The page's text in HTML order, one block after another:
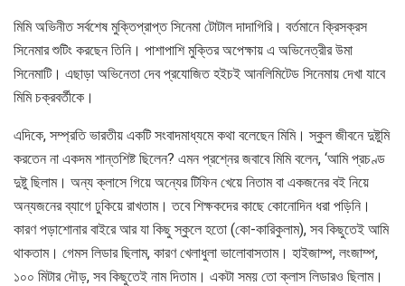
মিমি অভিনীত সর্বশেষ মুক্তিপ্রাপ্ত সিনেমা টোটাল দাদাগিরি। বর্তমানে ক্রিসক্রস
সিনেমার শুটিং করছেন তিনি। পাশাপাশি মুক্তির অপেক্ষায় এ অভিনেত্রীর উমা
সিনেমাটি। এছাড়া অভিনেতা দেব প্রযোজিত হইচই আনলিমিটেড সিনেমায় দেখা যাবে
মিমি চক্রবর্তীকে।
এদিকে, সম্প্রতি ভারতীয় একটি সংবাদমাধ্যমে কথা বলেছেন মিমি। স্কুল জীবনে দুষ্টুমি
করতেন না একদম শান্তশিষ্ট ছিলেন? এমন প্রশ্নের জবাবে মিমি বলেন, ‘আমি প্রচণ্ড
দুষ্টু ছিলাম। অন্য ক্লাসে গিয়ে অন্যের টিফিন খেয়ে নিতাম বা একজনের বই নিয়ে
অন্যজনের ব্যাগে ঢুকিয়ে রাখতাম। তবে শিক্ষকদের কাছে কোনোদিন ধরা পড়িনি।
কারণ পড়াশোনার বাইরে আর যা কিছু স্কুলে হতো (কো-কারিকুলাম), সব কিছুতেই আমি
থাকতাম। গেমস লিডার ছিলাম, কারণ খেলাধুলা ভালোবাসতাম। হাইজাম্প, লংজাম্প,
১০০ মিটার দৌড়, সব কিছুতেই নাম দিতাম। একটা সময় তো ক্লাস লিডারও ছিলাম।